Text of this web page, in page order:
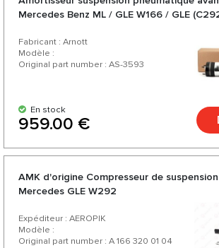
Mercedes Benz ML / GLE W166 / GLE
Fabricant : Arnott
Modèle :
Original part number : AS-3593
En stock
959.00 €
AMK d'origine Compresseur de
Mercedes GLE W292
Expéditeur : AEROPIK
Modèle :
Original part number : A 166 320 01 04